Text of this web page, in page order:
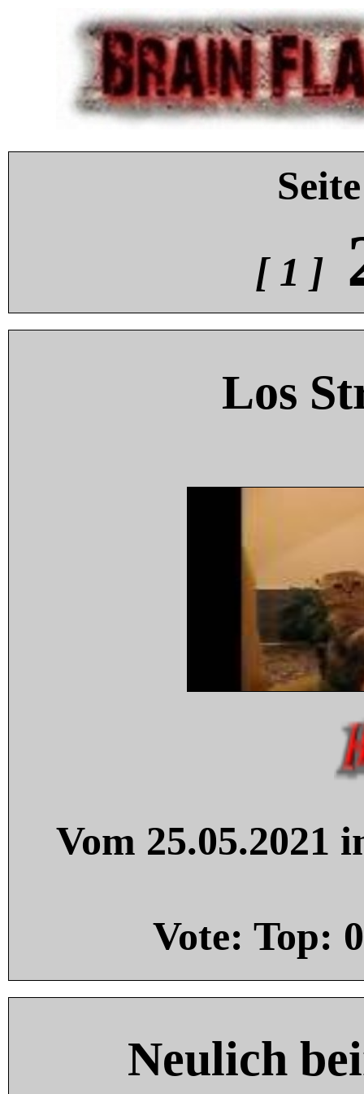
[ 1 ]
Los
Vom 25.05.2021
Vote: Top: 0
Neulich